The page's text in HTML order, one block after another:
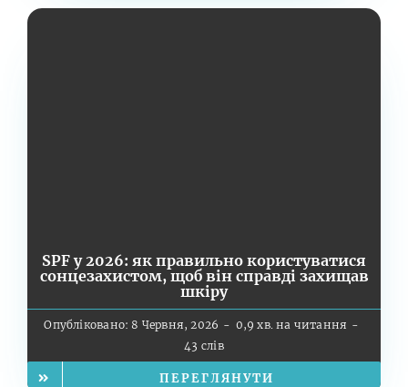
SPF у 2026: як правильно користуватися
сонцезахистом, щоб він справді захищав
шкіру
Опубліковано: 8 Червня, 2026 - 0,9 хв. на читання -
43 слів
ПЕРЕГЛЯНУТИ